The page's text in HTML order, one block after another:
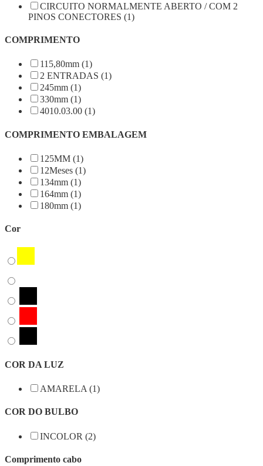
CIRCUITO NORMALMENTE ABERTO / COM 2
PINOS CONECTORES (1)
COMPRIMENTO
115,80mm (1)
2 ENTRADAS (1)
245mm (1)
330mm (1)
4010.03.00 (1)
COMPRIMENTO EMBALAGEM
125MM (1)
12Meses (1)
134mm (1)
164mm (1)
180mm (1)
Cor
COR DA LUZ
AMARELA (1)
COR DO BULBO
INCOLOR (2)
Comprimento cabo